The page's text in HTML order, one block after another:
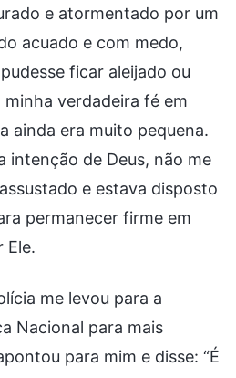
e atormentado por um
acuado e com medo,
ficar aleijado ou
verdadeira fé em
ainda era muito pequena.
intenção de Deus, não me
e estava disposto
permanecer firme em
Ele.
me levou para a
Nacional para mais
para mim e disse: “É